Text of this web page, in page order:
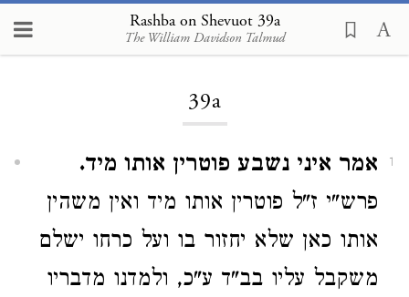
Rashba on Shevuot 39a
The William Davidson Talmud
Loading...
39a
1
אמר איני נשבע פוטרין אותו מיד.
פרש"י ז"ל פוטרין אותו מיד ואין משהין
אותו כאן שלא יחזור בו ועל כרחו ישלם
משקבל עליו בב"ד ע"כ, ולמדנו מדבריו